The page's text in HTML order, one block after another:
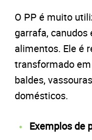
O PP é muito
garrafa, canudos
alimentos. Ele é
transformado
baldes,
domésticos.
Exemplos de